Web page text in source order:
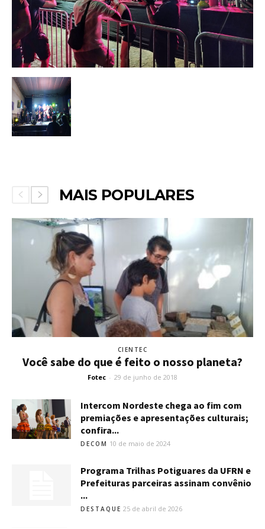
MAIS POPULARES
CIENTEC
Você sabe do que é feito o nosso planeta?
Fotec - 29 de junho de 2018
Intercom Nordeste chega ao fim com
premiações e apresentações culturais;
confira...
DECOM 10 de maio de 2024
Programa Trilhas Potiguares da UFRN e
Prefeituras parceiras assinam convênio
...
DESTAQUE 25 de abril de 2026